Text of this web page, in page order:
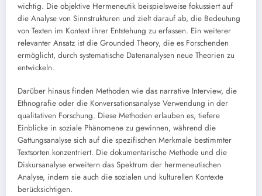
wichtig. Die objektive Hermeneutik beispielsweise fokussiert auf
die Analyse von Sinnstrukturen und zielt darauf ab, die Bedeutung
von Texten im Kontext ihrer Entstehung zu erfassen. Ein weiterer
relevanter Ansatz ist die Grounded Theory, die es Forschenden
ermöglicht, durch systematische Datenanalysen neue Theorien zu
entwickeln.
Darüber hinaus finden Methoden wie das narrative Interview, die
Ethnografie oder die Konversationsanalyse Verwendung in der
qualitativen Forschung. Diese Methoden erlauben es, tiefere
Einblicke in soziale Phänomene zu gewinnen, während die
Gattungsanalyse sich auf die spezifischen Merkmale bestimmter
Textsorten konzentriert. Die dokumentarische Methode und die
Diskursanalyse erweitern das Spektrum der hermeneutischen
Analyse, indem sie auch die sozialen und kulturellen Kontexte
berücksichtigen.